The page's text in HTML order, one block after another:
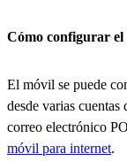
Cómo configurar el
El móvil se puede
desde varias
correo electrónico
móvil para internet.